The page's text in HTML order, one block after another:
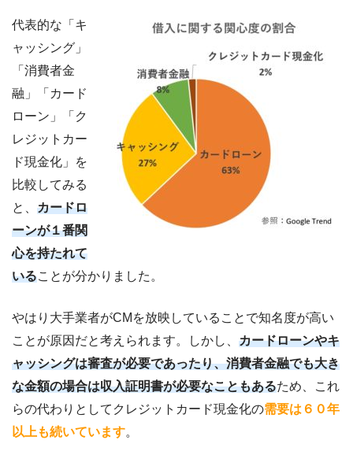
代表的な「キ
ャッシング」
「消費者金
融」「カード
ローン」「ク
レジットカー
ド現金化」を
比較してみる
と、 カードロ
ーンが１番関
心を持たれて
いることが分かりました。
やはり大手業者がCMを放映していることで知名度が高い
ことが原因だと考えられます。しかし、 カードローンやキ
ャッシングは審査が必要であったり、消費者金融でも大き
な金額の場合は収入証明書が必要なこともあるため、これ
らの代わりとしてクレジットカード現金化の需要は６０年
以上も続いています。